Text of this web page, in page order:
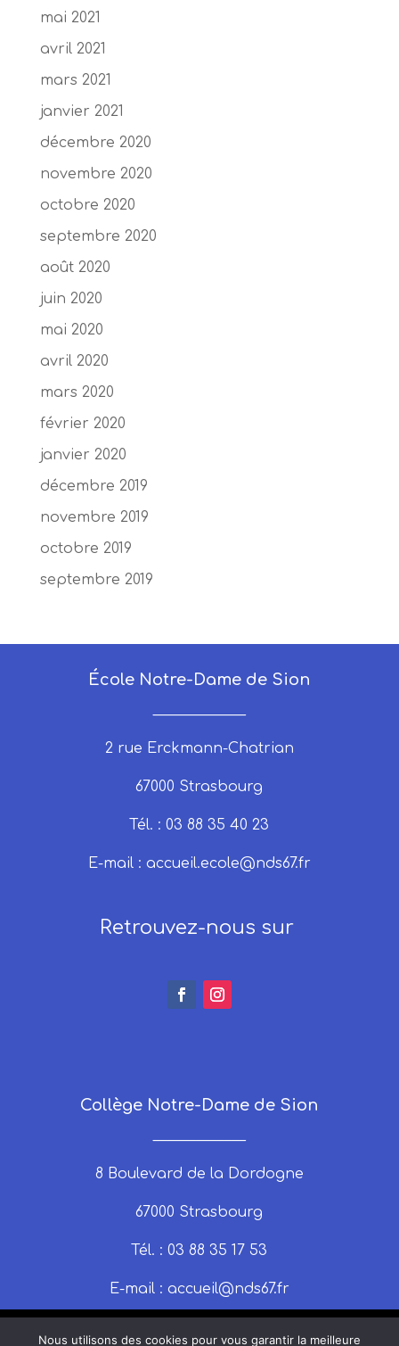
mai 2021
avril 2021
mars 2021
janvier 2021
décembre 2020
novembre 2020
octobre 2020
septembre 2020
août 2020
juin 2020
mai 2020
avril 2020
mars 2020
février 2020
janvier 2020
décembre 2019
novembre 2019
octobre 2019
septembre 2019
École Notre-Dame de Sion
2 rue Erckmann-Chatrian
67000 Strasbourg
Tél. : 03 88 35 40 23
E-mail : accueil.ecole@nds67.fr
Retrouvez-nous sur
Collège Notre-Dame de Sion
8 Boulevard de la Dordogne
67000 Strasbourg
Tél. : 03 88 35 17 53
E-mail : accueil@nds67.fr
Nous utilisons des cookies pour vous garantir la meilleure